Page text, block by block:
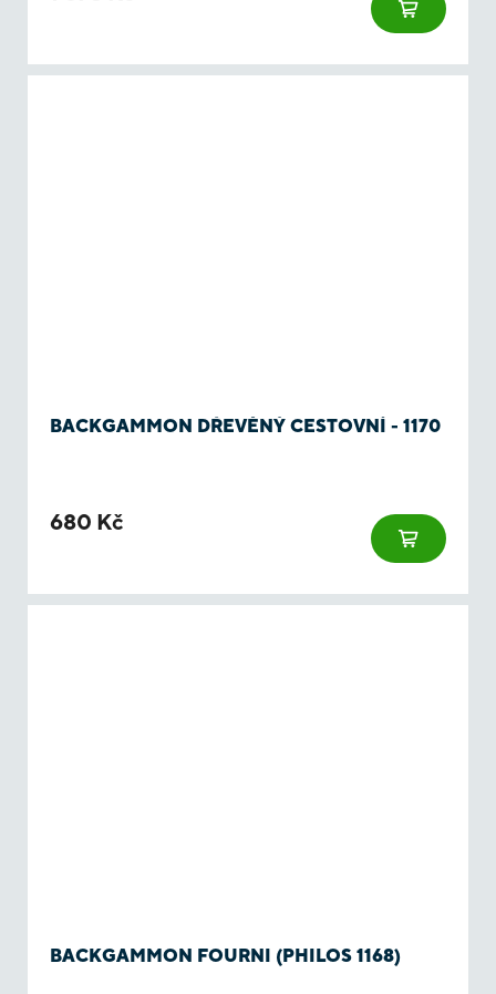
BACKGAMMON DŘEVĚNÝ CESTOVNÍ - 1170
680 Kč
BACKGAMMON FOURNI (PHILOS 1168)